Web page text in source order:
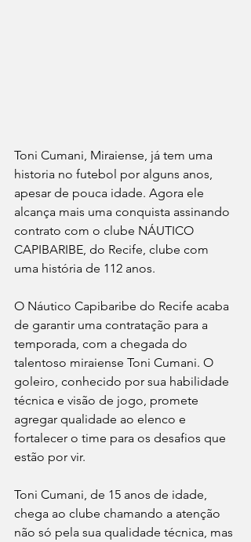
Toni Cumani, Miraiense, já tem uma
historia no futebol por alguns anos,
apesar de pouca idade. Agora ele
alcança mais uma conquista assinando
contrato com o clube NÁUTICO
CAPIBARIBE, do Recife, clube com
uma história de 112 anos.
O Náutico Capibaribe do Recife acaba
de garantir uma contratação para a
temporada, com a chegada do
talentoso miraiense Toni Cumani. O
goleiro, conhecido por sua habilidade
técnica e visão de jogo, promete
agregar qualidade ao elenco e
fortalecer o time para os desafios que
estão por vir.
Toni Cumani, de 15 anos de idade,
chega ao clube chamando a atenção
não só pela sua qualidade técnica, mas